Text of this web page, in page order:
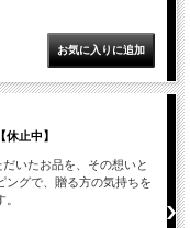
止中】
いたお品を、その想いと
ングで、贈る方の気持ちを